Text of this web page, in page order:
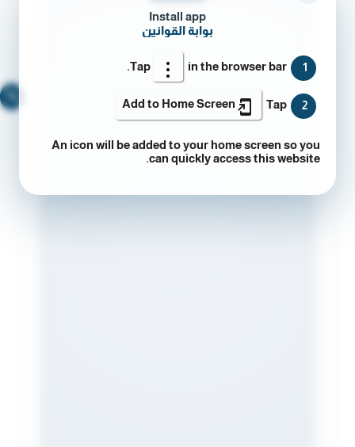
Install app
بوابة القوانين
1
Tap in the browser bar.
2
Tap
Add to Home Screen
An icon will be added to your home screen so you
can quickly access this website.